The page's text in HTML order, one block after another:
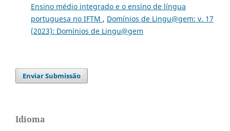
Ensino médio integrado e o ensino de língua
portuguesa no IFTM , Domínios de Lingu@gem: v. 17
(2023): Domínios de Lingu@gem
Enviar Submissão
Idioma